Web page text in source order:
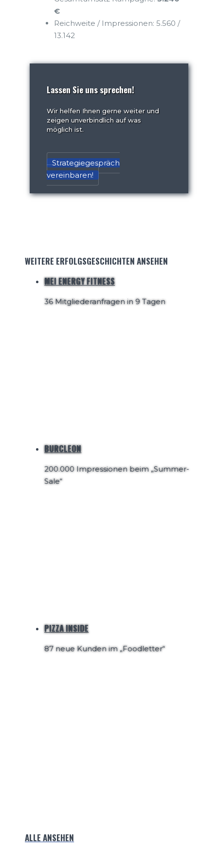
€
Reichweite / Impressionen: 5.560 /
13.142
Lassen Sie uns sprechen!
Wir helfen Ihnen gerne weiter und
zeigen unverbindlich auf was
möglich ist.
Strategiegespräch
vereinbaren!
WEITERE ERFOLGSGESCHICHTEN ANSEHEN
MEI ENERGY FITNESS
36 Mitgliederanfragen in 9 Tagen
BURCLEON
200.000 Impressionen beim „Summer-
Sale“
PIZZA INSIDE
87 neue Kunden im „Foodletter“
ALLE ANSEHEN